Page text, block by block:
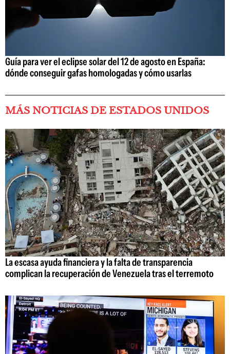
Guía para ver el eclipse solar del 12 de agosto en España:
dónde conseguir gafas homologadas y cómo usarlas
MÁS NOTICIAS DE ESTADOS UNIDOS
La escasa ayuda financiera y la falta de transparencia
complican la recuperación de Venezuela tras el terremoto